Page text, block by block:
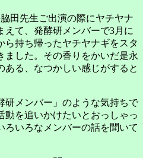
田先生ご出演の際にヤチヤナ
えて、発酵研メンバーで3月に
ら持ち帰ったヤチヤナギをスタ
ました。その香りをかいだ是永
ある、なつかしい感じがすると
研メンバー」のような気持ちで
動を追いかけたいとおっしゃっ
ろいろなメンバーの話を聞いて